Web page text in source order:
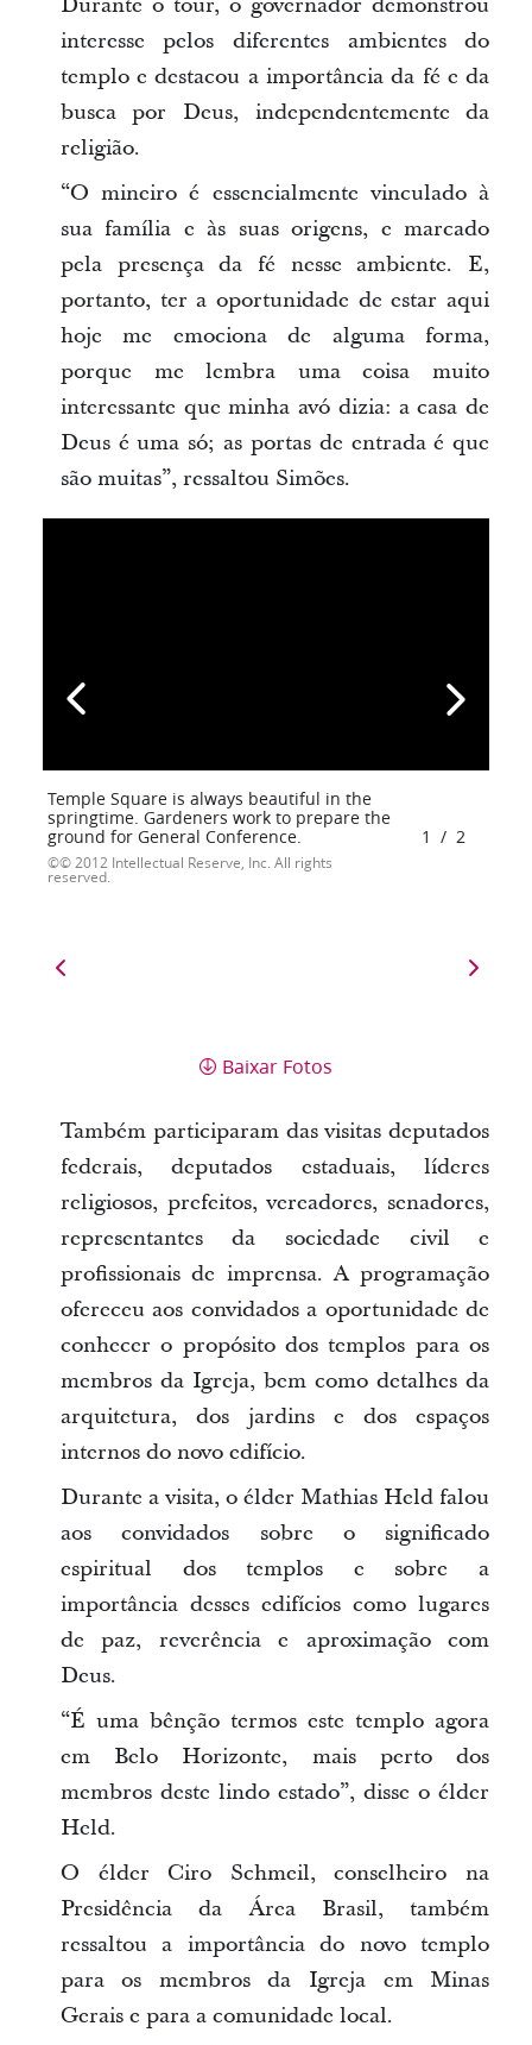
interesse pelos diferentes ambientes do
templo e destacou a importância da fé e da
busca por Deus, independentemente da
religião.
“O mineiro é essencialmente vinculado à
sua família e às suas origens, e marcado
pela presença da fé nesse ambiente. E,
portanto, ter a oportunidade de estar aqui
hoje me emociona de alguma forma,
porque me lembra uma coisa muito
interessante que minha avó dizia: a casa de
Deus é uma só; as portas de entrada é que
são muitas”, ressaltou Simões.
Temple Square is always beautiful in the
springtime. Gardeners work to prepare the
ground for General Conference.
© 2012 Intellectual Reserve, Inc. All rights
reserved.
1 / 2
Baixar Fotos
Também participaram das visitas deputados
federais, deputados estaduais, líderes
religiosos, prefeitos, vereadores, senadores,
representantes da sociedade civil e
profissionais de imprensa. A programação
ofereceu aos convidados a oportunidade de
conhecer o propósito dos templos para os
membros da Igreja, bem como detalhes da
arquitetura, dos jardins e dos espaços
internos do novo edifício.
Durante a visita, o élder Mathias Held falou
aos convidados sobre o significado
espiritual dos templos e sobre a
importância desses edifícios como lugares
de paz, reverência e aproximação com
Deus.
“É uma bênção termos este templo agora
em Belo Horizonte, mais perto dos
membros deste lindo estado”, disse o élder
Held.
O élder Ciro Schmeil, conselheiro na
Presidência da Área Brasil, também
ressaltou a importância do novo templo
para os membros da Igreja em Minas
Gerais e para a comunidade local.